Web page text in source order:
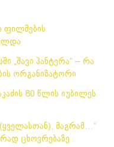
ფილმების
„შავი პანტერა“ – რა
ორგანიზატორი
80 წლის იუბილეს
მაგრამ…“
ცხოვრებაზე